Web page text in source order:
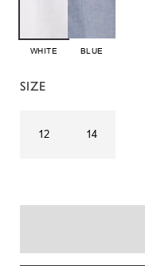
WHITE BLUE
SIZE
12 14